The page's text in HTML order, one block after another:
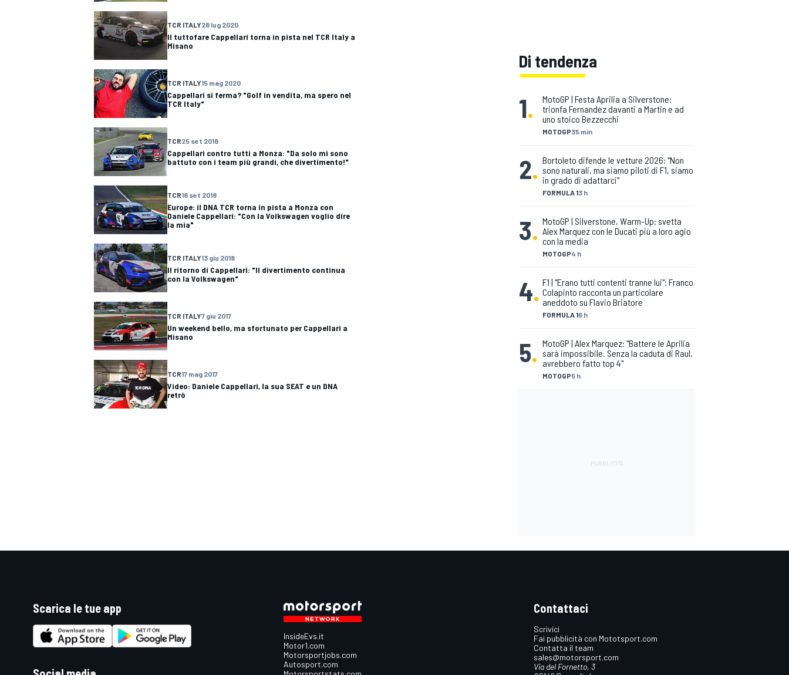
MONOPOSTO
ENDURANCE/GT
TCR ITALY28 lug 2020
Il tuttofare Cappellari torna in pista nel TCR Italy a
Misano
TCR ITALY15 mag 2020
Cappellari si ferma? "Golf in vendita, ma spero nel
TCR Italy"
TCR25 set 2018
Cappellari contro tutti a Monza: "Da solo mi sono
battuto con i team più grandi, che divertimento!"
TCR18 set 2018
Europe: il DNA TCR torna in pista a Monza con
Daniele Cappellari: "Con la Volkswagen voglio dire
la mia"
TCR ITALY13 giu 2018
Il ritorno di Cappellari: "Il divertimento continua
con la Volkswagen"
TCR ITALY7 giu 2017
Un weekend bello, ma sfortunato per Cappellari a
Misano
TCR17 mag 2017
Video: Daniele Cappellari, la sua SEAT e un DNA
retrò
Di tendenza
1.
MOTOGP35 min
MotoGP | Festa Aprilia a Silverstone:
trionfa Fernandez davanti a Martin e ad
uno stoico Bezzecchi
2.
FORMULA 13 h
Bortoleto difende le vetture 2026: "Non
sono naturali, ma siamo piloti di F1, siamo
in grado di adattarci"
3.
MOTOGP4 h
MotoGP | Silverstone, Warm-Up: svetta
Alex Marquez con le Ducati più a loro agio
con la media
4.
FORMULA 16 h
F1 | "Erano tutti contenti tranne lui": Franco
Colapinto racconta un particolare
aneddoto su Flavio Briatore
5.
MOTOGP5 h
MotoGP | Alex Marquez: "Battere le Aprilia
sarà impossibile. Senza la caduta di Raul,
avrebbero fatto top 4"
Scarica le tue app
InsideEvs.it
Motor1.com
Motorsportjobs.com
Autosport.com
Contattaci
Scrivici
Fai pubblicità con Mototsport.com
Contatta il team
sales@motorsport.com
Via del Fornetto, 3